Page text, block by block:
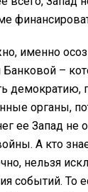
именно
Банковой –
демократию,
органы,
ее Запад не
А кто
нельзя
событий. То